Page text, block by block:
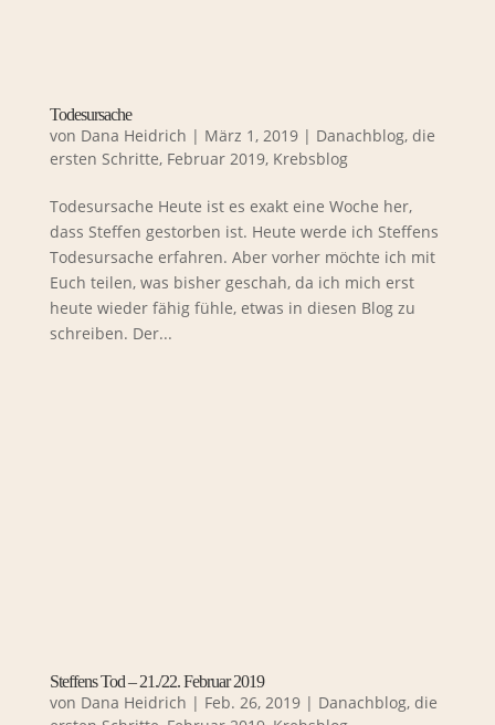
Todesursache
von Dana Heidrich | März 1, 2019| Danachblog, die
ersten Schritte, Februar 2019, Krebsblog
Todesursache Heute ist es exakt eine Woche her,
dass Steffen gestorben ist. Heute werde ich Steffens
Todesursache erfahren. Aber vorher möchte ich mit
Euch teilen, was bisher geschah, da ich mich erst
heute wieder fähig fühle, etwas in diesen Blog zu
schreiben. Der...
Steffens Tod – 21./22. Februar 2019
von Dana Heidrich | Feb. 26, 2019| Danachblog, die